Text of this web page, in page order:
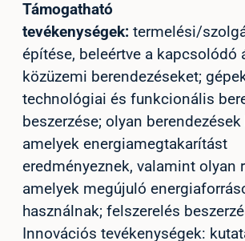
Támogatható
tevékenységek: termelési/
építése, beleértve a kapcsolódó
közüzemi berendezéseket;
technológiai és funkcionális
beszerzése; olyan berendezések
amelyek energiamegtakarítást
eredményeznek, valamint olyan
amelyek megújuló
használnak; felszerelés
Innovációs tevékenységek: